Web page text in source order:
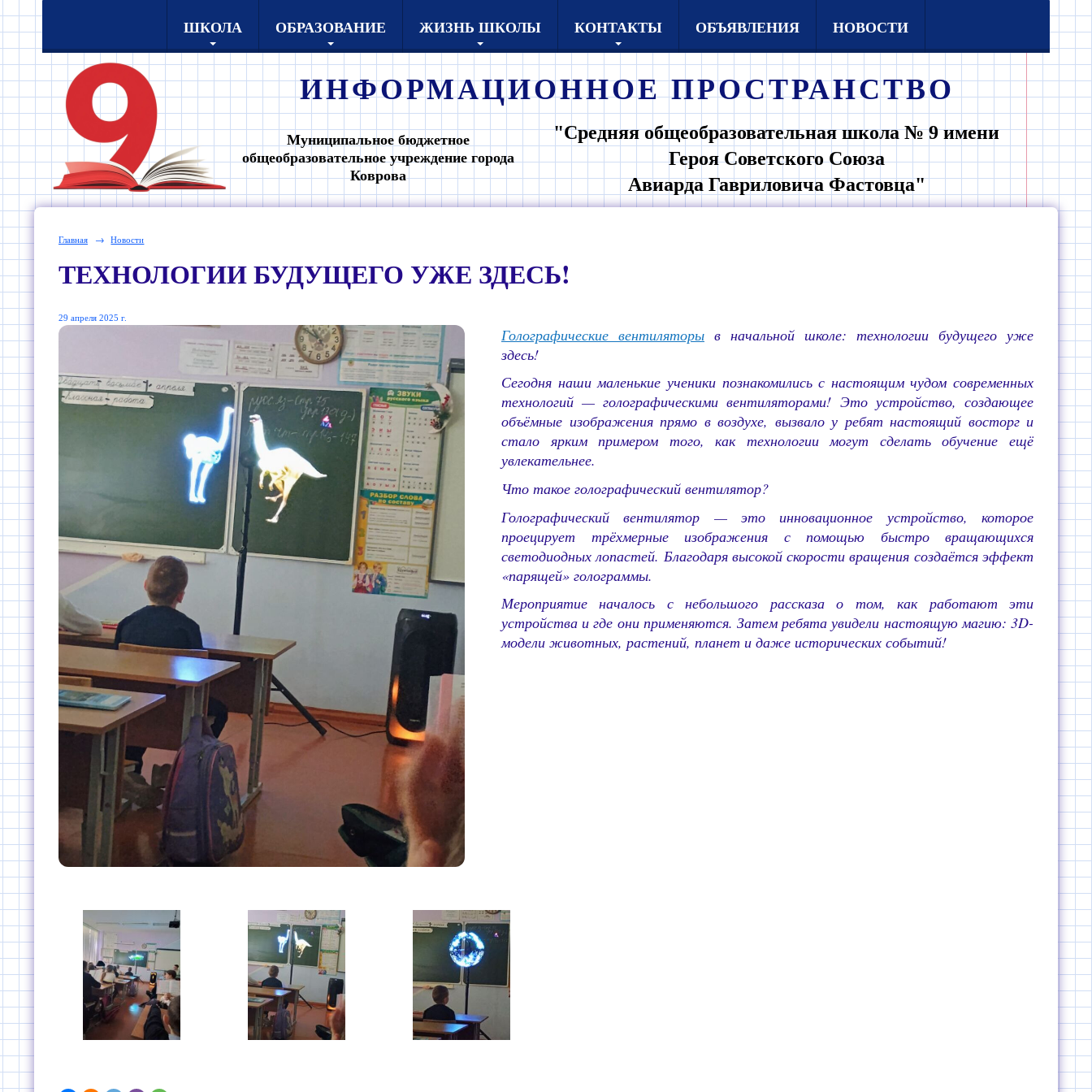
ШКОЛА ОБРАЗОВАНИЕ ЖИЗНЬ ШКОЛЫ КОНТАКТЫ ОБЪЯВЛЕНИЯ НОВОСТИ
ИНФОРМАЦИОННОЕ ПРОСТРАНСТВО
Муниципальное бюджетное
общеобразовательное учреждение города
Коврова
"Средняя общеобразовательная школа № 9 имени
Героя Советского Союза
Авиарда Гавриловича Фастовца"
Главная → Новости
ТЕХНОЛОГИИ БУДУЩЕГО УЖЕ ЗДЕСЬ!
29 апреля 2025 г.
Голографические вентиляторы в начальной школе: технологии будущего уже
здесь!
Сегодня наши маленькие ученики познакомились с настоящим чудом современных
технологий — голографическими вентиляторами! Это устройство, создающее
объёмные изображения прямо в воздухе, вызвало у ребят настоящий восторг и
стало ярким примером того, как технологии могут сделать обучение ещё
увлекательнее.
Что такое голографический вентилятор?
Голографический вентилятор — это инновационное устройство, которое
проецирует трёхмерные изображения с помощью быстро вращающихся
светодиодных лопастей. Благодаря высокой скорости вращения создаётся эффект
«парящей» голограммы.
Мероприятие началось с небольшого рассказа о том, как работают эти
устройства и где они применяются. Затем ребята увидели настоящую магию: 3D-
модели животных, растений, планет и даже исторических событий!